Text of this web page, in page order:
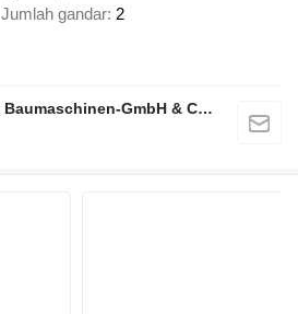
Jumlah gandar 2
alga Nutzfahrzeug- und Baumaschinen-GmbH & Co. KG